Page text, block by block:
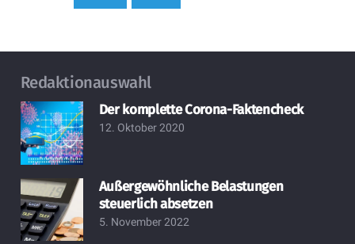
Redaktionauswahl
Der komplette Corona-Faktencheck
12. Oktober 2020
Außergewöhnliche Belastungen
steuerlich absetzen
5. November 2022